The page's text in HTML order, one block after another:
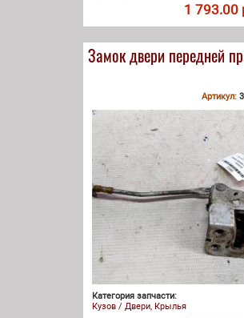
1 793.00
Замок двери передней
Артикул:
Категория запчасти:
Кузов / Двери, Крылья